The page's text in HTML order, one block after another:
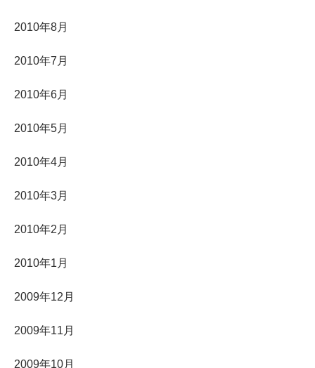
2010年8月
2010年7月
2010年6月
2010年5月
2010年4月
2010年3月
2010年2月
2010年1月
2009年12月
2009年11月
2009年10月